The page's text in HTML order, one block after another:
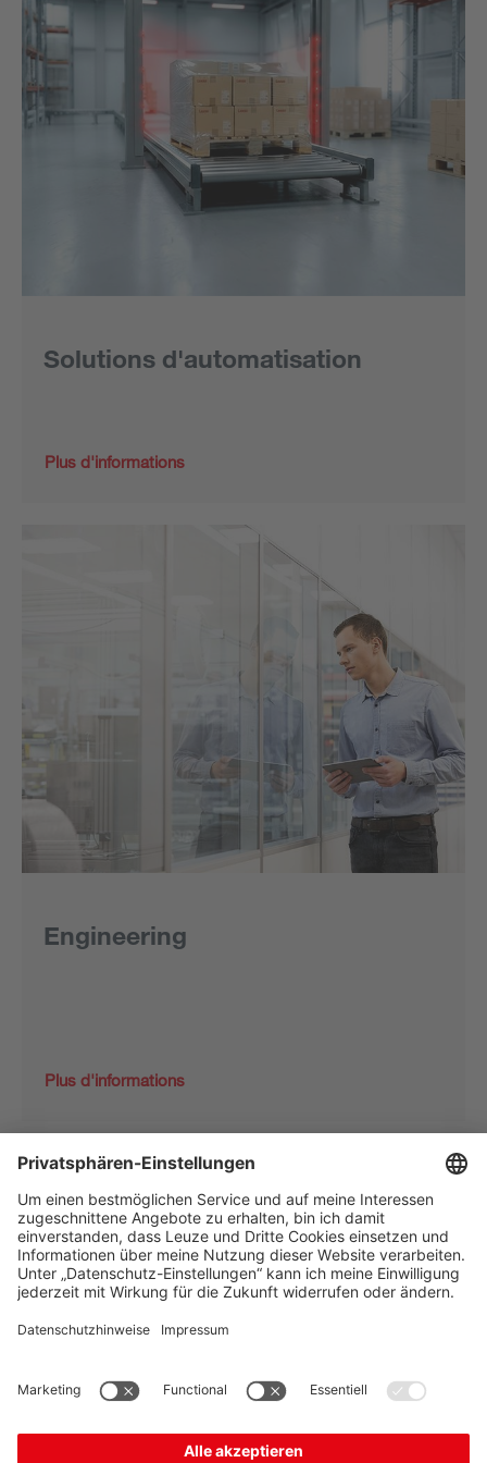
Solutions d'automatisation
Plus d'informations
Engineering
Plus d'informations
The Sensor People
Quick links
Lettre d'information
Suivez-nous